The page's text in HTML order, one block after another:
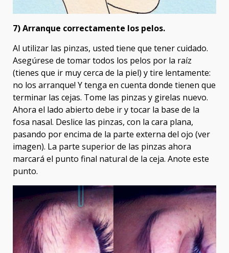
7) Arranque correctamente los pelos.
Al utilizar las pinzas, usted tiene que tener cuidado.
Asegúrese de tomar todos los pelos por la raíz
(tienes que ir muy cerca de la piel) y tire lentamente:
no los arranque! Y tenga en cuenta donde tienen que
terminar las cejas. Tome las pinzas y girelas nuevo.
Ahora el lado abierto debe ir y tocar la base de la
fosa nasal. Deslice las pinzas, con la cara plana,
pasando por encima de la parte externa del ojo (ver
imagen). La parte superior de las pinzas ahora
marcará el punto final natural de la ceja. Anote este
punto.